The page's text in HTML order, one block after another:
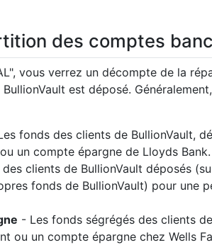
des comptes
vous verrez un décompte de la
est déposé.
fonds des clients de BullionVault,
un compte épargne de Lloyds Bank.
clients de BullionVault déposés
fonds de BullionVault) pour une
- Les fonds ségrégés des clients
ou un compte épargne chez Wells